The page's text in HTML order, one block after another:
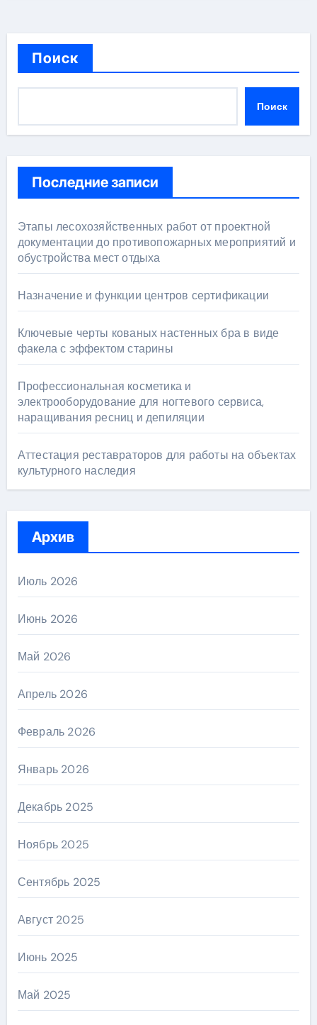
Поиск
Поиск
Последние записи
Этапы лесохозяйственных работ от проектной
документации до противопожарных мероприятий и
обустройства мест отдыха
Назначение и функции центров сертификации
Ключевые черты кованых настенных бра в виде
факела с эффектом старины
Профессиональная косметика и
электрооборудование для ногтевого сервиса,
наращивания ресниц и депиляции
Аттестация реставраторов для работы на объектах
культурного наследия
Архив
Июль 2026
Июнь 2026
Май 2026
Апрель 2026
Февраль 2026
Январь 2026
Декабрь 2025
Ноябрь 2025
Сентябрь 2025
Август 2025
Июнь 2025
Май 2025